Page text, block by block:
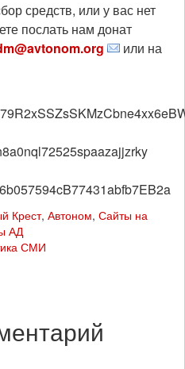
средств, или у вас нет
послать нам донат
или на
Крест, Автоном, Сайты на
АД
СМИ